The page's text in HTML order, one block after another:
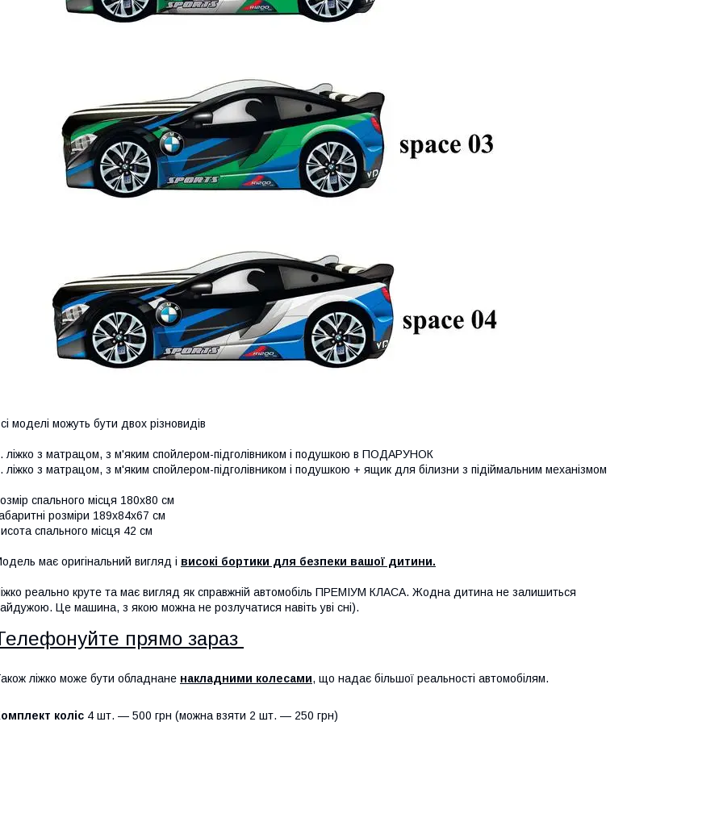
моделі можуть бути двох різновидів
ліжко з матрацом, з м'яким спойлером-підголівником і подушкою в ПОДАРУНОК
ліжко з матрацом, з м'яким спойлером-підголівником і подушкою + ящик для білизни з підіймальним механізмом
спального місця 180х80 см
розміри 189х84х67 см
спального місця 42 см
має оригінальний вигляд і високі бортики для безпеки вашої дитини.
реально круте та має вигляд як справжній автомобіль ПРЕМІУМ КЛАСА. Жодна дитина не залишиться
Це машина, з якою можна не розлучатися навіть уві сні).
прямо зараз
ліжко може бути обладнане накладними колесами, що надає більшої реальності автомобілям.
коліс 4 шт. — 500 грн (можна взяти 2 шт. — 250 грн)